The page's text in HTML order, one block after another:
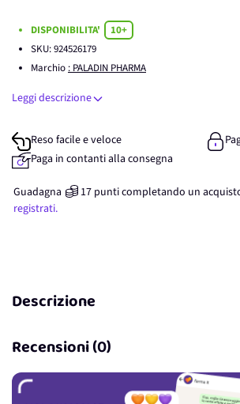
DISPONIBILITA'
10+
SKU:924526179
Marchio : PALADIN PHARMA
Leggi descrizione
Reso facile e veloce
Paga in contanti alla consegna
Guadagna 17 punticompletando un
registrati.
Descrizione
Recensioni (0)